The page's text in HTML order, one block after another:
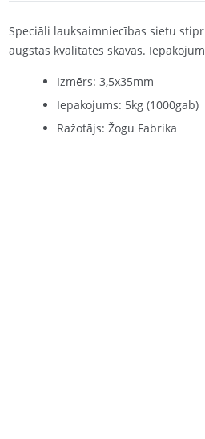
Speciāli lauksaimniecības sietu
augstas kvalitātes skavas.
Izmērs: 3,5x35mm
Iepakojums: 5kg (1000gab)
Ražotājs: Žogu Fabrika